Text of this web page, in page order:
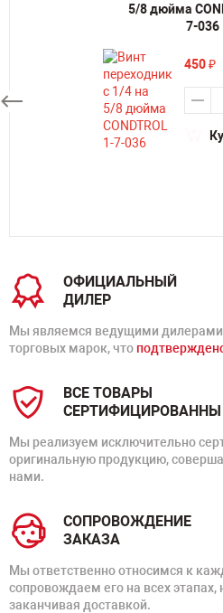
5/8 дюйма
7-036
450₽
ОФИЦИАЛЬНЫЙ
ДИЛЕР
Мы являемся ведущими дилерами
торговых марок, что
ВСЕ ТОВАРЫ
СЕРТИФИЦИРОВАННЫ
Мы реализуем исключительно
оригинальную продукцию,
нами.
СОПРОВОЖДЕНИЕ
ЗАКАЗА
Мы ответственно относимся к
сопровождаем его на всех
заканчивая доставкой.